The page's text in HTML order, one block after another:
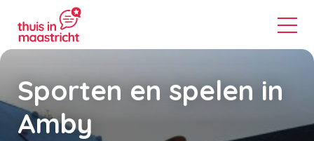
Sporten en spelen in
Amby